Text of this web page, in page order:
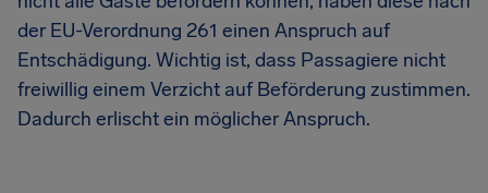
der EU-Verordnung 261 einen Anspruch auf
Entschädigung. Wichtig ist, dass Passagiere nicht
freiwillig einem Verzicht auf Beförderung zustimmen.
Dadurch erlischt ein möglicher Anspruch.